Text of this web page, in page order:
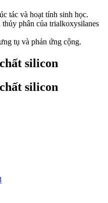
tác và hoạt tính sinh học.
phân của trialkoxysilanes
tụ và phản ứng cộng.
silicon
silicon